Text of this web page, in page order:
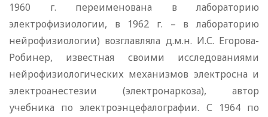
1960 г. переименована в лабораторию
электрофизиологии, в 1962 г. – в лабораторию
нейрофизиологии) возглавляла д.м.н. И.С. Егорова-
Робинер, известная своими исследованиями
нейрофизиологических механизмов электросна и
электроанестезии (электронаркоза), автор
учебника по электроэнцефалографии. С 1964 по